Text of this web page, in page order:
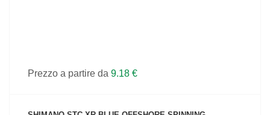
Prezzo a partire da 9.18 €